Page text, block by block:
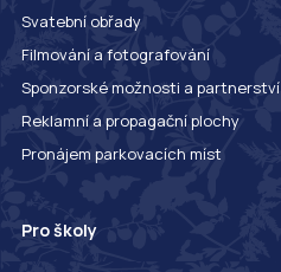
Svatební obřady
Filmování a fotografování
Sponzorské možnosti a partnerství
Reklamní a propagační plochy
Pronájem parkovacích míst
Pro školy